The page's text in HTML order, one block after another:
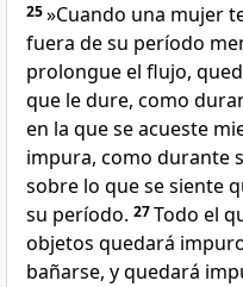
25»Cuando una mujer
fuera de su período
prolongue el flujo,
que le dure, como
en la que se acueste
impura, como durante
sobre lo que se siente
su período. 27Todo el
objetos quedará
bañarse, y quedará